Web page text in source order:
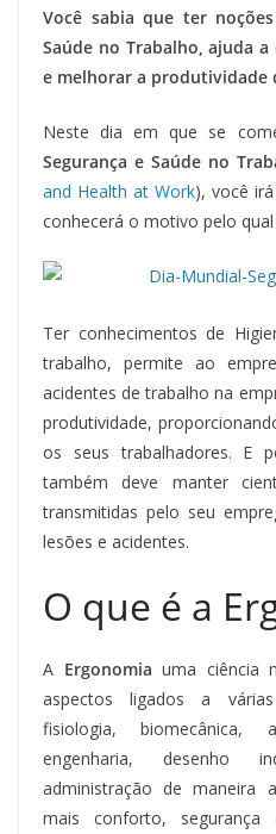
Você sabia que ter
Saúde no Trabalho, ajuda
e melhorar a produtividade
Neste dia em que se
Segurança e Saúde no
and Health at Work), você
conhecerá o motivo pelo
Ter conhecimentos de
trabalho, permite ao
acidentes de trabalho na
produtividade,
os seus trabalhadores. E
também deve manter
transmitidas pelo seu
lesões e acidentes.
O que é a
A Ergonomia uma ciência
aspectos ligados a
fisiologia, biomecânica,
engenharia, desenho
administração de maneira
mais conforto,